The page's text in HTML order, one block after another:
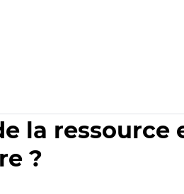
la ressource
?